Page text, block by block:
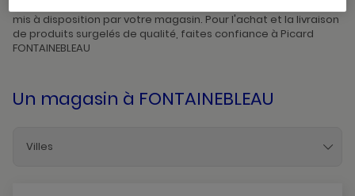
mis à disposition par votre magasin. Pour l'achat et la livraison
de produits surgelés de qualité, faites confiance à Picard
FONTAINEBLEAU
Un magasin à FONTAINEBLEAU
Villes